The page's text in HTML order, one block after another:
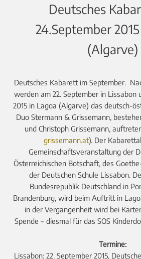
Deutsches
24.September
(Algarve)
Deutsches Kabarett im September.
werden am 22. September in Lissabon
2015 in Lagoa (Algarve) das deutsch-
Duo Stermann & Grissemann,
und Christoph Grissemann,
grissemann.at). Der
Gemeinschaftsveranstaltung der
Österreichischen Botschaft, des
der Deutschen Schule Lissabon.
Bundesrepublik Deutschland in
Brandenburg, wird beim Auftritt in
in der Vergangenheit wird bei
Spende – diesmal für das SOS
Termine:
Lissabon:22. September 2015,